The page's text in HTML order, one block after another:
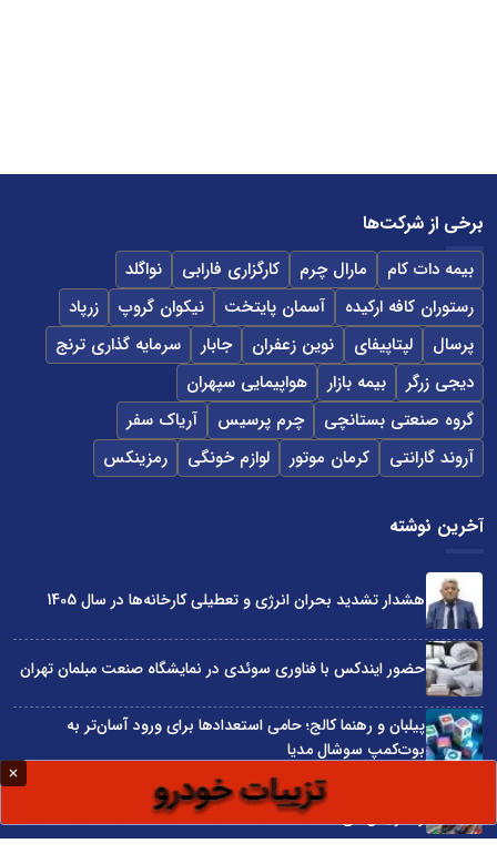
برخی از شرکت‌ها
بیمه دات کام مارال چرم کارگزاری فارابی
نواگلد
رستوران کافه ارکیده
آسمان پایتخت نیکوان گروپ
زرپاد
پرسال
لپتاپیفای نوین زعفران جابار
سرمایه گذاری ترنج
دیجی زرگر
بیمه بازار
هواپیمایی سپهران
گروه صنعتی بستانچی
چرم پرسیس
آریاک سفر
آروند گارانتی
کرمان موتور لوازم خونگی رمزینکس
آخرین نوشته
هشدار تشدید بحران انرژی و تعطیلی کارخانه‌ها در سال 1405
حضور ایندکس با فناوری سوئدی در نمایشگاه صنعت مبلمان تهران
پیلبان و رهنما کالج؛ حامی استعدادها برای ورود آسان‌تر به
بوت‌کمپ سوشال مدیا
واردات مستقیم از چین؛ چگونه حذف واسطه‌ها سود کسب‌وکارها
را افزایش می‌دهد؟